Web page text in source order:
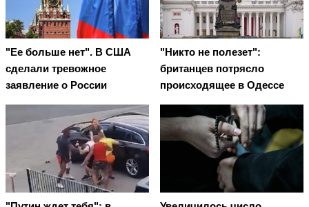
"Ее больше нет". В США
сделали тревожное
заявление о России
"Никто не полезет":
британцев потрясло
происходящее в Одессе